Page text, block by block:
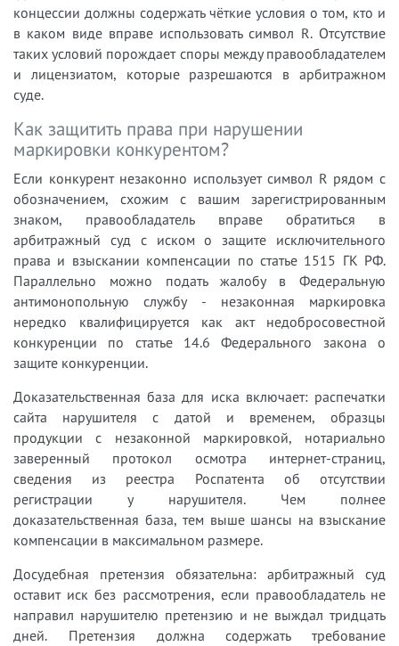
концессии должны содержать чёткие условия о том, кто и
в каком виде вправе использовать символ R. Отсутствие
таких условий порождает споры между правообладателем
и лицензиатом, которые разрешаются в арбитражном
суде.
Как защитить права при нарушении
маркировки конкурентом?
Если конкурент незаконно использует символ R рядом с
обозначением, схожим с вашим зарегистрированным
знаком, правообладатель вправе обратиться в
арбитражный суд с иском о защите исключительного
права и взыскании компенсации по статье 1515 ГК РФ.
Параллельно можно подать жалобу в Федеральную
антимонопольную службу - незаконная маркировка
нередко квалифицируется как акт недобросовестной
конкуренции по статье 14.6 Федерального закона о
защите конкуренции.
Доказательственная база для иска включает: распечатки
сайта нарушителя с датой и временем, образцы
продукции с незаконной маркировкой, нотариально
заверенный протокол осмотра интернет-страниц,
сведения из реестра Роспатента об отсутствии
регистрации у нарушителя. Чем полнее
доказательственная база, тем выше шансы на взыскание
компенсации в максимальном размере.
Досудебная претензия обязательна: арбитражный суд
оставит иск без рассмотрения, если правообладатель не
направил нарушителю претензию и не выждал тридцать
дней. Претензия должна содержать требование